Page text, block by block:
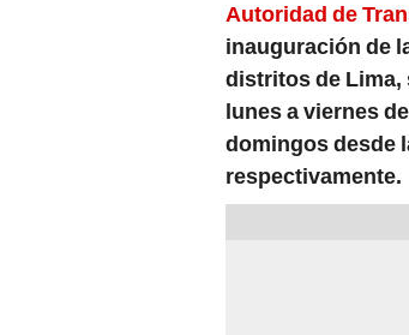
Autoridad de
inauguración de
distritos de Lima,
lunes a viernes
domingos desde
respectivamente.